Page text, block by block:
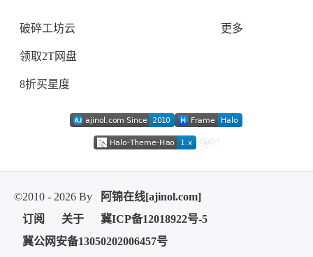
破碎工坊云
领取2T网盘
8折买星度
更多
©2010 - 2026 By
阿锦在线[ajinol.com]
订阅
关于
冀ICP备12018922号-5
冀公网安备13050202006457号